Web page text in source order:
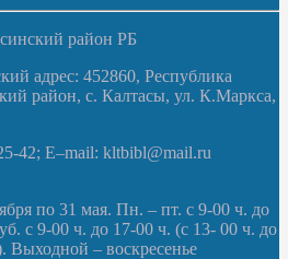
район РБ
адрес: 452860, Республика
район, с. Калтасы, ул. К.Маркса,
42; E–mail: kltbibl@mail.ru
по 31 мая. Пн. – пт. с 9-00 ч. до
с 9-00 ч. до 17-00 ч. (с 13- 00 ч. до
Выходной – воскресенье